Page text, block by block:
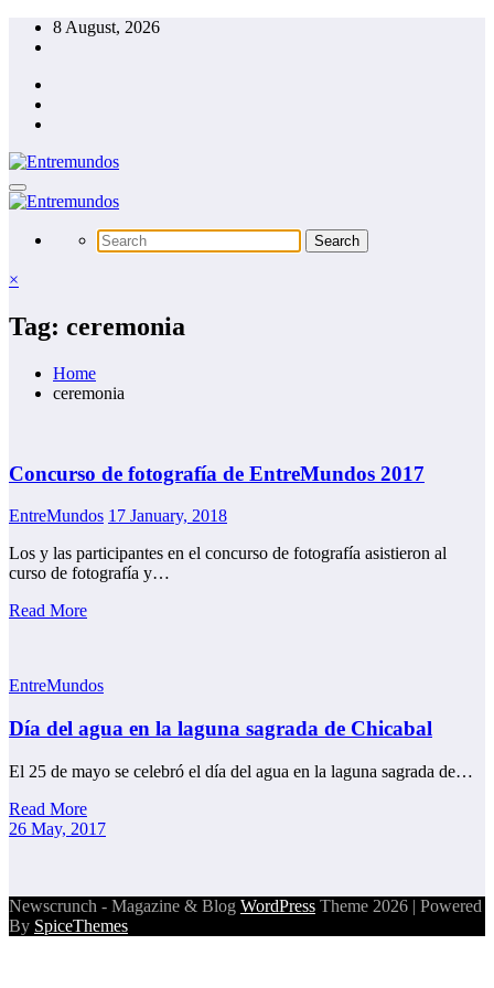
Skip
8 August, 2026
×
Tag: ceremonia
Home
ceremonia
Concurso de fotografía de EntreMundos 2017
EntreMundos 17 January, 2018
Los y las participantes en el concurso de fotografía asistieron al
curso de fotografía y…
Read More
EntreMundos
Día del agua en la laguna sagrada de Chicabal
El 25 de mayo se celebró el día del agua en la laguna sagrada de…
Read More
26 May, 2017
Newscrunch - Magazine & Blog WordPress Theme 2026 | Powered
By SpiceThemes